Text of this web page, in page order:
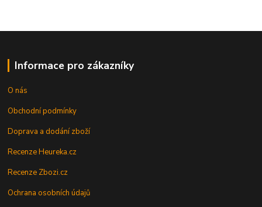
Informace pro zákazníky
O nás
Obchodní podmínky
Doprava a dodání zboží
Recenze Heureka.cz
Recenze Zbozi.cz
Ochrana osobních údajů